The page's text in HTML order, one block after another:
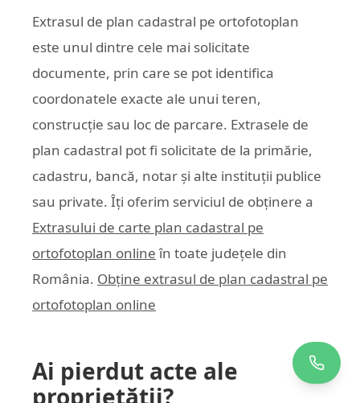
Extrasul de plan cadastral pe ortofotoplan
este unul dintre cele mai solicitate
documente, prin care se pot identifica
coordonatele exacte ale unui teren,
construcție sau loc de parcare. Extrasele de
plan cadastral pot fi solicitate de la primărie,
cadastru, bancă, notar și alte instituții publice
sau private. Îți oferim serviciul de obținere a
Extrasului de carte plan cadastral pe
ortofotoplan online în toate județele din
România. Obține extrasul de plan cadastral pe
ortofotoplan online
Ai pierdut acte ale
proprietății?